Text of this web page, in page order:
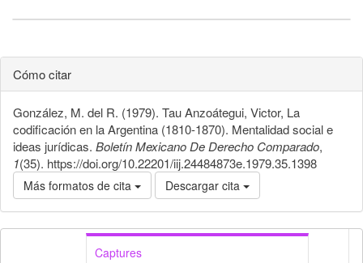
Cómo citar
González, M. del R. (1979). Tau Anzoátegui, Victor, La
codificación en la Argentina (1810-1870). Mentalidad social e
ideas jurídicas. Boletín Mexicano De Derecho Comparado,
1(35). https://doi.org/10.22201/iij.24484873e.1979.35.1398
Más formatos de cita Descargar cita
Captures